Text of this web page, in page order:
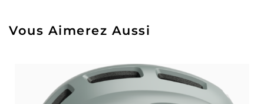
Vous Aimerez Aussi